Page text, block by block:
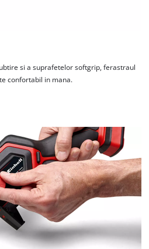
si a suprafetelor softgrip, ferastraul
confortabil in mana.